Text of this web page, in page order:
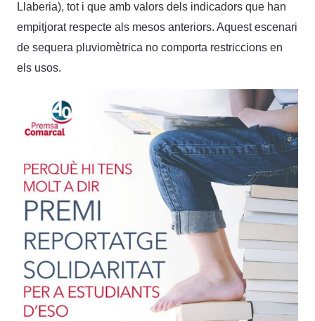
Llaberia), tot i que amb valors dels indicadors que han
empitjorat respecte als mesos anteriors. Aquest escenari
de sequera pluviomètrica no comporta restriccions en
els usos.